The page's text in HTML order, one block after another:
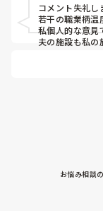
コメント失礼し
若干の職業柄温
私個人的な意見
夫の施設も私
お悩み相談